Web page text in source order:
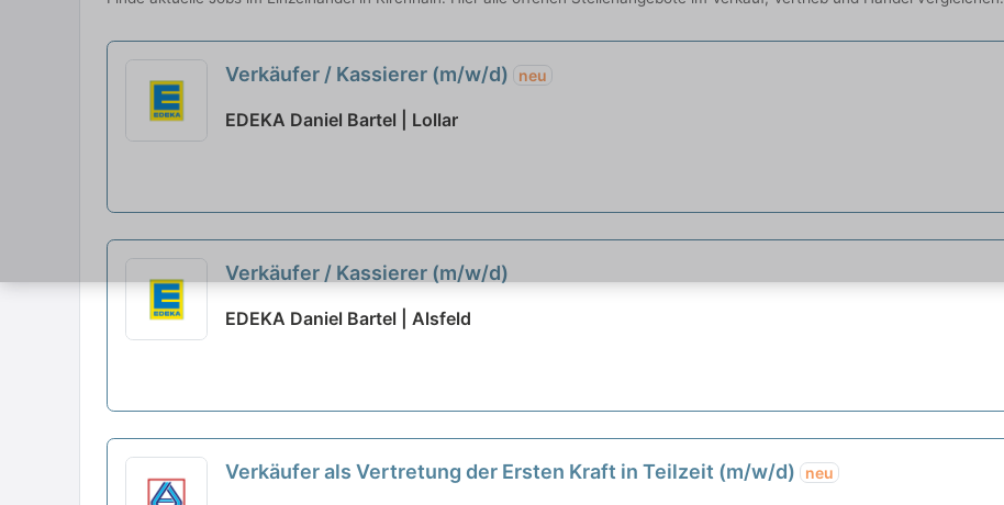
Verkäufer / Kassierer (m/w/d) neu
EDEKA Daniel Bartel | Lollar
Verkäufer / Kassierer (m/w/d)
EDEKA Daniel Bartel | Alsfeld
Verkäufer als Vertretung der Ersten Kraft in Teilzeit (m/w/d) neu